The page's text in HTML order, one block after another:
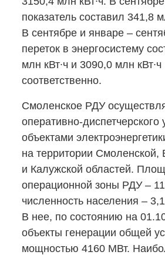
показатель составил 341,8
В сентябре и январе –
переток в энергосистему
млн кВт∙ч и 3090,0 млн кВт∙ч
соответственно.
Смоленское РДУ
оперативно-диспетчерского
объектами
на территории Смоленской,
и Калужской областей.
операционной зоны РДУ –
численность населения –
В нее, по состоянию на
объекты генерации общей
мощностью 4160 МВт.